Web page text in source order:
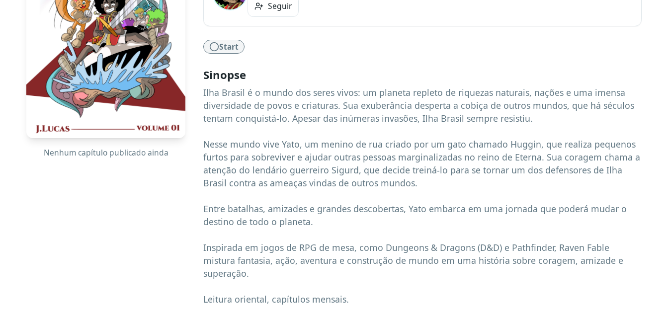
Nenhum capítulo publicado ainda
Seguir
Start
Sinopse
Ilha Brasil é o mundo dos seres vivos: um planeta repleto de riquezas naturais, nações e uma imensa
diversidade de povos e criaturas. Sua exuberância desperta a cobiça de outros mundos, que há séculos
tentam conquistá-lo. Apesar das inúmeras invasões, Ilha Brasil sempre resistiu.
Nesse mundo vive Yato, um menino de rua criado por um gato chamado Huggin, que realiza pequenos
furtos para sobreviver e ajudar outras pessoas marginalizadas no reino de Eterna. Sua coragem chama a
atenção do lendário guerreiro Sigurd, que decide treiná-lo para se tornar um dos defensores de Ilha
Brasil contra as ameaças vindas de outros mundos.
Entre batalhas, amizades e grandes descobertas, Yato embarca em uma jornada que poderá mudar o
destino de todo o planeta.
Inspirada em jogos de RPG de mesa, como Dungeons & Dragons (D&D) e Pathfinder, Raven Fable
mistura fantasia, ação, aventura e construção de mundo em uma história sobre coragem, amizade e
superação.
Leitura oriental, capítulos mensais.